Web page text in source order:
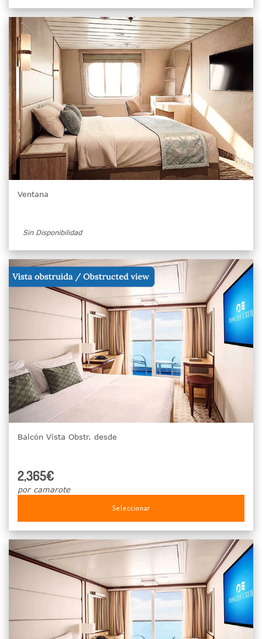
Ventana
Sin Disponibilidad
Balcón Vista Obstr. desde
2,365€
por camarote
Seleccionar